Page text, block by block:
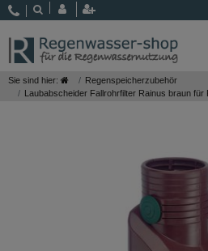
Sie sind hier:
Regenspeicherzubehör
Laubabscheider Fallrohrfilter Rainus braun für